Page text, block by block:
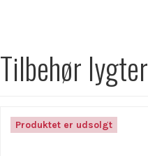
Tilbehør lygter
Produktet er udsolgt